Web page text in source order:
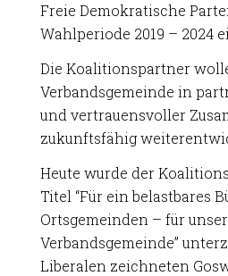
Freie Demokratische
Wahlperiode 2019 – 2024
Die Koalitionspartner
Verbandsgemeinde in
und vertrauensvoller
zukunftsfähig
Heute wurde der
Titel “Für ein belastbares
Ortsgemeinden – für
Verbandsgemeinde”
Liberalen zeichneten